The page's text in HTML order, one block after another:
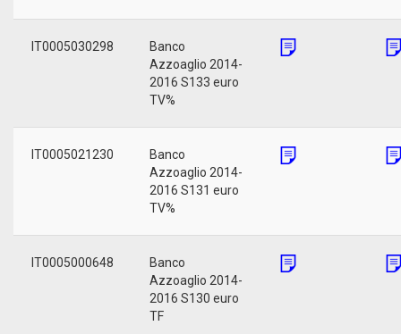
IT0005030298
Banco
Azzoaglio 2014-
2016 S133 euro
TV%
IT0005021230
Banco
Azzoaglio 2014-
2016 S131 euro
TV%
IT0005000648
Banco
Azzoaglio 2014-
2016 S130 euro
TF